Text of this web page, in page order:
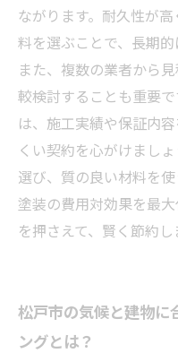
ながります。耐久性が
料を選ぶことで、長期的
また、複数の業者から
較検討することも重要
は、施工実績や保証内
くい契約を心がけまし
選び、質の良い材料を
塗装の費用対効果を最
を押さえて、賢く節約し
松戸市の気候と建物に
ングとは？